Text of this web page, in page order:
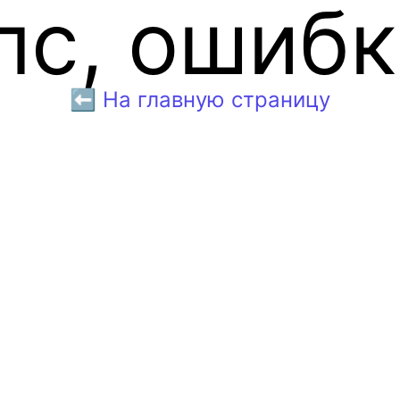
⬅️ На главную страницу